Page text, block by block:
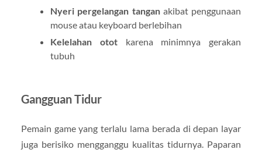
Nyeri pergelangan tanganakibat penggunaan
mouse atau keyboard berlebihan
Kelelahan ototkarena minimnya gerakan
tubuh
Gangguan Tidur
Pemain game yang terlalu lama berada di depan layar
juga berisiko mengganggu kualitas tidurnya. Paparan